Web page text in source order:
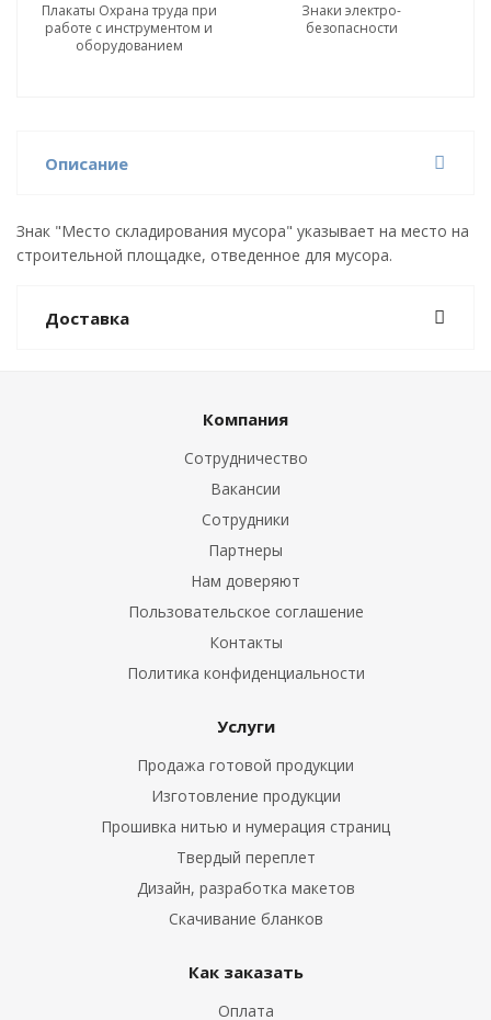
Плакаты Охрана труда при
работе с инструментом и
оборудованием
Знаки электро-
безопасности
Описание
Знак "Место складирования мусора" указывает на место на
строительной площадке, отведенное для мусора.
Доставка
Компания
Сотрудничество
Вакансии
Сотрудники
Партнеры
Нам доверяют
Пользовательское соглашение
Контакты
Политика конфиденциальности
Услуги
Продажа готовой продукции
Изготовление продукции
Прошивка нитью и нумерация страниц
Твердый переплет
Дизайн, разработка макетов
Скачивание бланков
Как заказать
Оплата